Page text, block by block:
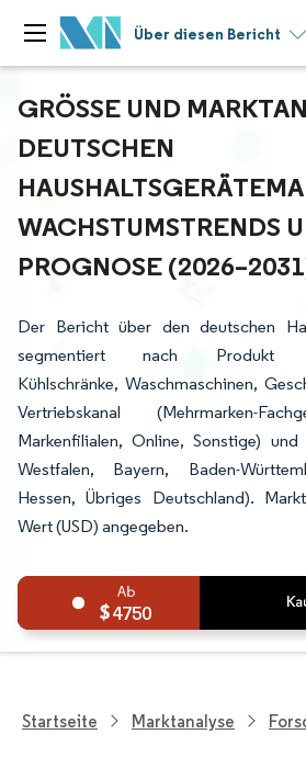
Über diesen Bericht
GRÖSSE UND
EUTSCHEN H
ACHSTUMSTRENDS
ROGNOSE (2026–2031)
Der Bericht über den deutschen
segmentiert nach Produkt
Kühlschränke, Waschmaschinen,
Vertriebskanal (Mehrmarken-
Markenfilialen, Online, Sonstige)
Westfalen, Bayern, Baden-
Hessen, Übriges Deutschland).
Wert (USD) angegeben.
4750
Startseite Marktanalyse